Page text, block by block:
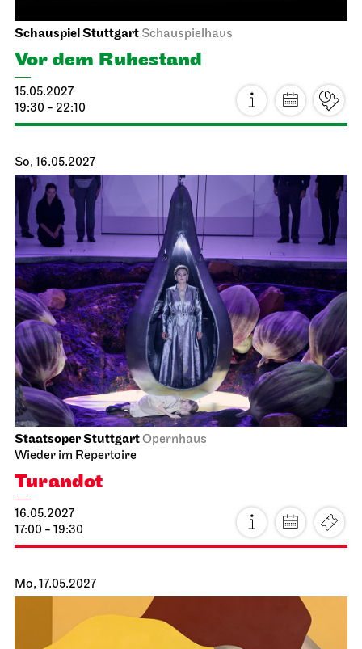
Staatsoper StuttgartOpernhaus
Zum letzten Mal in dieser Spielzeit
La traviata
25.04.2027
14:00